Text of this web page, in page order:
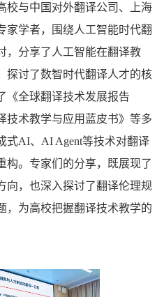
校与中国对外翻译公司、上海
家学者，围绕人工智能时代翻
，分享了人工智能在翻译教
探讨了数智时代翻译人才的核
《全球翻译技术发展报告
技术教学与应用蓝皮书》等多
式AI、AI Agent等技术对翻译
构。专家们的分享，既展现了
向，也深入探讨了翻译伦理规
，为高校把握翻译技术教学的